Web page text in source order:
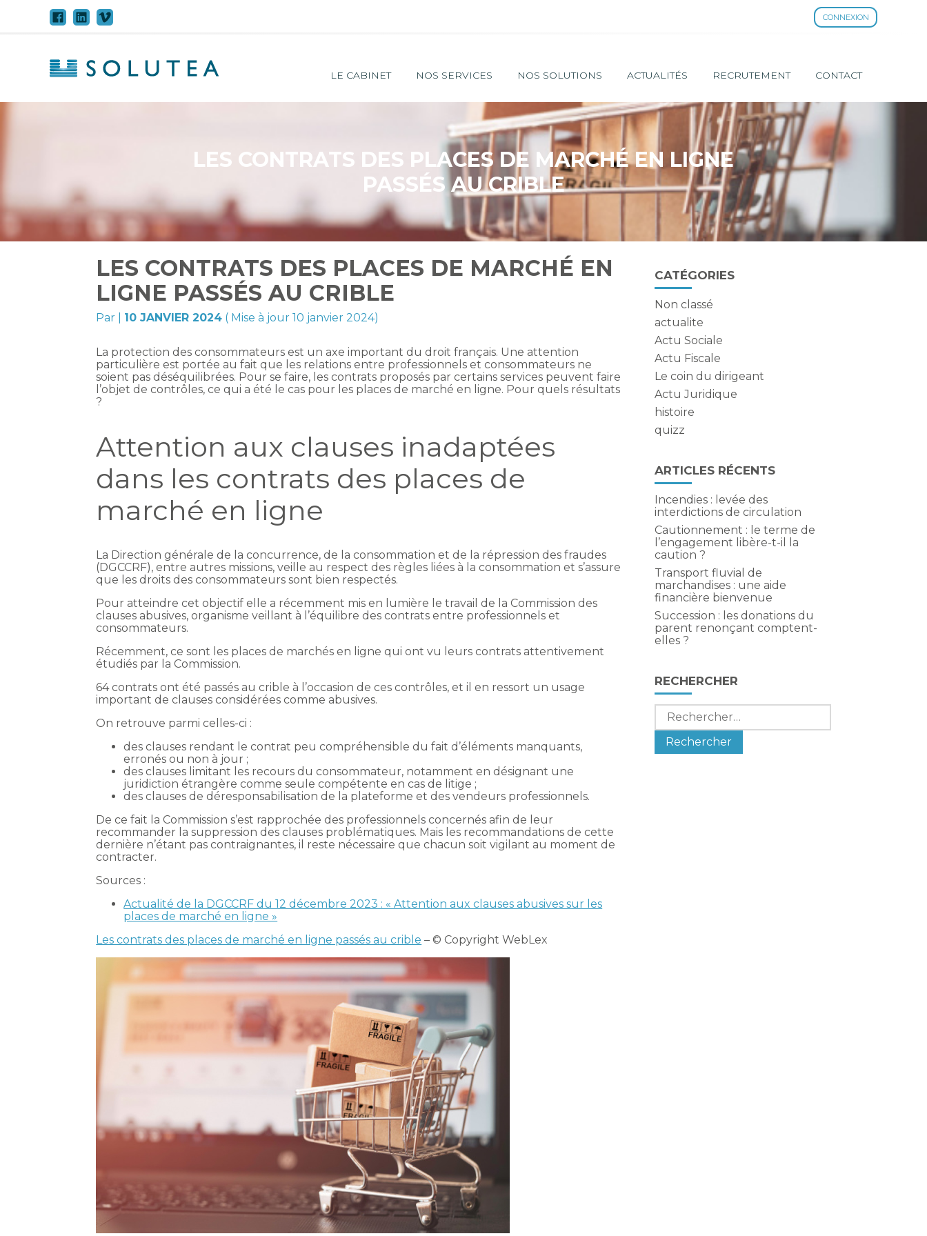
CONNEXION
au
Principal
LE CABINET NOS SERVICES NOS SOLUTIONS ACTUALITÉS RECRUTEMENT CONTACT
LES CONTRATS DES PLACES DE MARCHÉ EN LIGNE
PASSÉS AU CRIBLE
LES CONTRATS DES PLACES DE MARCHÉ EN
LIGNE PASSÉS AU CRIBLE
Par 10 JANVIER 2024 ( Mise à jour 10 janvier 2024)
La protection des consommateurs est un axe important du droit français. Une attention
particulière est portée au fait que les relations entre professionnels et consommateurs ne
soient pas déséquilibrées. Pour se faire, les contrats proposés par certains services peuvent faire
l’objet de contrôles, ce qui a été le cas pour les places de marché en ligne. Pour quels résultats
?
Attention aux clauses inadaptées
dans les contrats des places de
marché en ligne
La Direction générale de la concurrence, de la consommation et de la répression des fraudes
(DGCCRF), entre autres missions, veille au respect des règles liées à la consommation et s’assure
que les droits des consommateurs sont bien respectés.
Pour atteindre cet objectif elle a récemment mis en lumière le travail de la Commission des
clauses abusives, organisme veillant à l’équilibre des contrats entre professionnels et
consommateurs.
Récemment, ce sont les places de marchés en ligne qui ont vu leurs contrats attentivement
étudiés par la Commission.
64 contrats ont été passés au crible à l’occasion de ces contrôles, et il en ressort un usage
important de clauses considérées comme abusives.
On retrouve parmi celles-ci :
des clauses rendant le contrat peu compréhensible du fait d’éléments manquants,
erronés ou non à jour ;
des clauses limitant les recours du consommateur, notamment en désignant une
juridiction étrangère comme seule compétente en cas de litige ;
des clauses de déresponsabilisation de la plateforme et des vendeurs professionnels.
De ce fait la Commission s’est rapprochée des professionnels concernés afin de leur
recommander la suppression des clauses problématiques. Mais les recommandations de cette
dernière n’étant pas contraignantes, il reste nécessaire que chacun soit vigilant au moment de
contracter.
Sources :
Actualité de la DGCCRF du 12 décembre 2023 : « Attention aux clauses abusives sur les
places de marché en ligne »
Les contrats des places de marché en ligne passés au crible – © Copyright WebLex
Blog
sidebar
CATÉGORIES
Non classé
actualite
Actu Sociale
Actu Fiscale
Le coin du dirigeant
Actu Juridique
histoire
quizz
ARTICLES RÉCENTS
Incendies : levée des
interdictions de circulation
Cautionnement : le terme de
l’engagement libère-t-il la
caution ?
Transport fluvial de
marchandises : une aide
financière bienvenue
Succession : les donations du
parent renonçant comptent-
elles ?
RECHERCHER
Rechercher :